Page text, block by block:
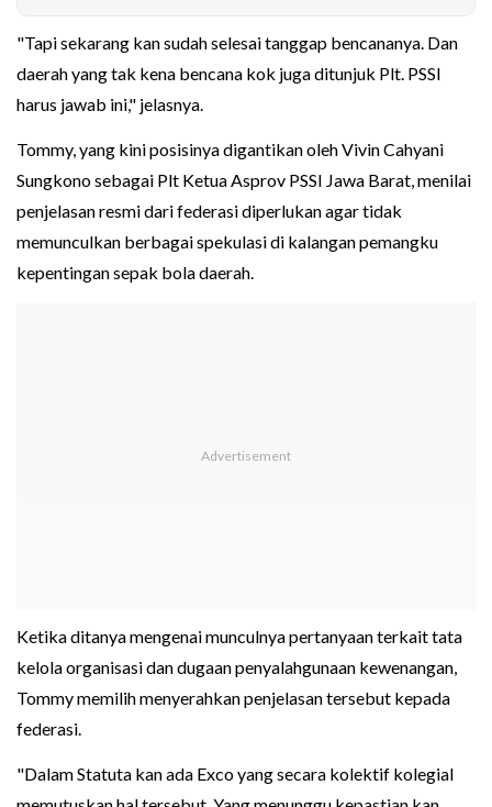
"Tapi sekarang kan sudah selesai tanggap bencananya. Dan
daerah yang tak kena bencana kok juga ditunjuk Plt. PSSI
harus jawab ini," jelasnya.
Tommy, yang kini posisinya digantikan oleh Vivin Cahyani
Sungkono sebagai Plt Ketua Asprov PSSI Jawa Barat, menilai
penjelasan resmi dari federasi diperlukan agar tidak
memunculkan berbagai spekulasi di kalangan pemangku
kepentingan sepak bola daerah.
Ketika ditanya mengenai munculnya pertanyaan terkait tata
kelola organisasi dan dugaan penyalahgunaan kewenangan,
Tommy memilih menyerahkan penjelasan tersebut kepada
federasi.
"Dalam Statuta kan ada Exco yang secara kolektif kolegial